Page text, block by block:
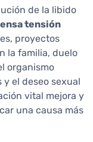
de la libido
tensión
proyectos
la familia, duelo
organismo
el deseo sexual
vital mejora y
una causa más